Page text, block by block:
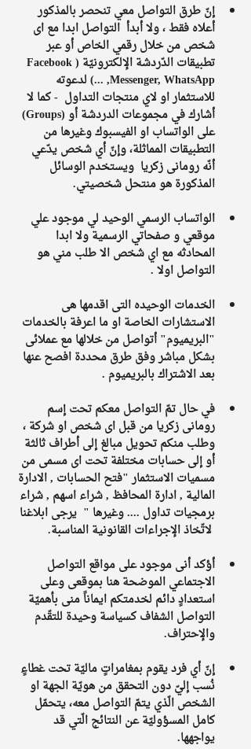
إنّ طرق التواصل معي تنحصر بالمذكور
أعلاه فقط ، ولا أبدأ  التواصل ابدا مع اى
شخص من خلال رقمي الخاص أو عبر
تطبيقات الدّردشة الإلكترونيّة (Facebook
Messenger, WhatsApp, ...) لدعوته
للاستثمار او لاي منتجات التداول  - كما لا
أشارك في مجموعات الدردشة أو (Groups)
على الواتساب او الفيسبوك وغيرها من
التطبيقات المماثلة، وإنّ أي شخص يدّعي
أنّه رومانى زكريا  ويستخدم الوسائل
المذكورة هو منتحل شخصيتي.
الواتساب الرسمي الوحيد لي موجود علي
موقعي و صفحاتي الرسمية ولا ابدا
المحادثه مع اي شخص الا طلب مني هو
التواصل اولا .
الخدمات الوحيده التى اقدمها هى
الاستشارات الخاصة او ما اعرفة بالخدمات
"البريميوم" أتواصل من خلالها مع عملائى
بشكل مباشر وفق طرق محددة افصح عنها
بعد الاشتراك بالبريميوم .
في حال تمّ التواصل معكم تحت إسم
رومانى زكريا من قبل اى شخص او شركة ،
وطلب منكم تحويل مبالغ إلى أطراف ثالثة
أو إلى حسابات مختلفة تحت اى مسمى من
مسميات الاستثمار "فتح الحسابات , الادارة
المالية , ادارة المحافظ , شراء اسهم , شراء
برمجيات تداول .... وغيرها "  يرجى ابلاغنا
لاتّخاذ الإجراءات القانونية المناسبة.
أؤكد أنى موجود على مواقع التواصل
الاجتماعي الموضحة هنا بموقعى وعلى
استعدادٍ دائم لخدمتكم ايماناً منى بأهميّة
التواصل الشفاف كسياسة وحيدة للتقّدم
والإحتراف.
إنّ أي فرد يقوم بمغامراتٍ ماليّة تحت غطاءٍ
نُسب إليّ دون التحقق من هويّة الجهة او
الشخص الّذي يتمّ التواصل معه، يتحمّل
كامل المسؤوليّة عن النتائج الّتي قد
يواجهها.